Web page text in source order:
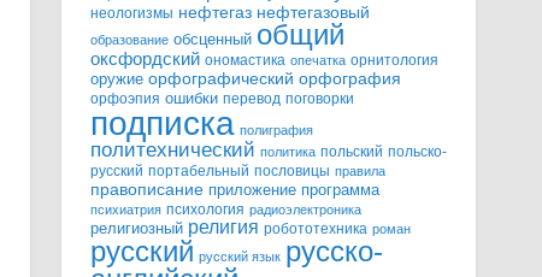
неологизмы нефтегаз нефтегазовый
образование обсценный общий
оксфордский ономастика опечатка орнитология
оружие орфографический орфография
орфоэпия ошибки перевод поговорки
подписка полиграфия
политехнический политика польский польско-
русский портабельный пословицы правила
правописание приложение программа
психиатрия психология радиоэлектроника
религиозный религия робототехника роман
русский русский язык русско-